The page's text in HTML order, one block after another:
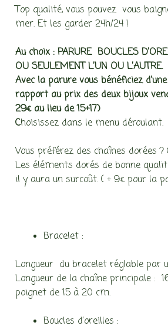
Top qualité, vous pouvez vous
mer. Et les garder 24h/24 !
Au choix : PARURE BOUCLES
OU SEULEMENT L’UN OU L’AUTRE.
Avec la parure vous bénéficiez
rapport au prix des deux bijoux
29€ au lieu de 15+17)
Choisissez dans le menu déroulant.
Vous préférez des chaînes dorées
Les éléments dorés de bonne
il y aura un surcoût. ( + 9€ pour la
Bracelet :
Longueur du bracelet réglable par
Longueur de la chaîne principale :
poignet de 15 à 20 cm.
Boucles d’oreilles :